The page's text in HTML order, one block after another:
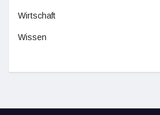
Wirtschaft
Wissen